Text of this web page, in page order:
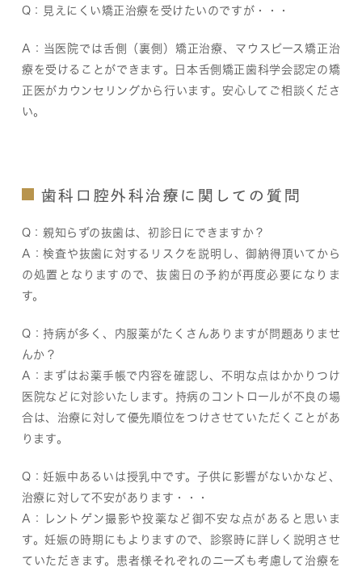
Q：見えにくい矯正治療を受けたいのですが・・・
A：当医院では舌側（裏側）矯正治療、マウスピース矯正治
療を受けることができます。日本舌側矯正歯科学会認定の矯
正医がカウンセリングから行います。安心してご相談くださ
い。
歯科口腔外科治療に関しての質問
Q：親知らずの抜歯は、初診日にできますか？
A：検査や抜歯に対するリスクを説明し、御納得頂いてから
の処置となりますので、抜歯日の予約が再度必要になりま
す。
Q：持病が多く、内服薬がたくさんありますが問題ありませ
んか？
A：まずはお薬手帳で内容を確認し、不明な点はかかりつけ
医院などに対診いたします。持病のコントロールが不良の場
合は、治療に対して優先順位をつけさせていただくことがあ
ります。
Q：妊娠中あるいは授乳中です。子供に影響がないかなど、
治療に対して不安があります・・・
A：レントゲン撮影や投薬など御不安な点があると思いま
す。妊娠の時期にもよりますので、診察時に詳しく説明させ
ていただきます。患者様それぞれのニーズも考慮して治療を